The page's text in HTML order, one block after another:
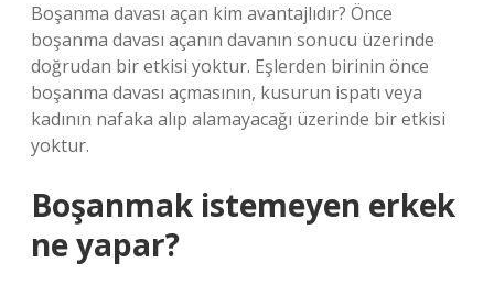
Boşanma davası açan kim avantajlıdır? Önce
boşanma davası açanın davanın sonucu üzerinde
doğrudan bir etkisi yoktur. Eşlerden birinin önce
boşanma davası açmasının, kusurun ispatı veya
kadının nafaka alıp alamayacağı üzerinde bir etkisi
yoktur.
Boşanmak istemeyen erkek
ne yapar?